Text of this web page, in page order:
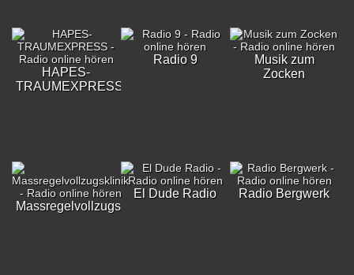
HAPES-
TRAUMEXPRESS
Radio 9
Musik zum
Zocken
Massregelvollzugsklinik
El Dude Radio Radio Bergwerk